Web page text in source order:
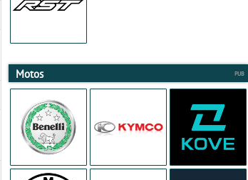
Motos